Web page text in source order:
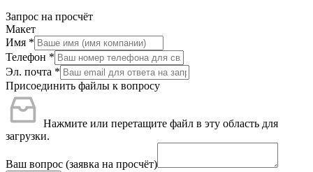
Запрос на просчёт
Макет
Имя *
Телефон *
Эл. почта *
Присоединить файлы к вопросу
Нажмите или перетащите файл в эту область для
загрузки.
Ваш вопрос (заявка на просчёт)